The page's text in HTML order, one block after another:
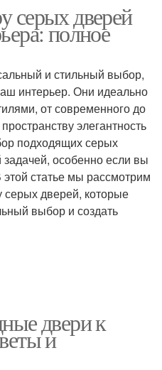
серых дверей
полное
и стильный выбор,
интерьер. Они идеально
от современного до
элегантность
подходящих серых
особенно если вы
статье мы рассмотрим
дверей, которые
выбор и создать
двери к
и